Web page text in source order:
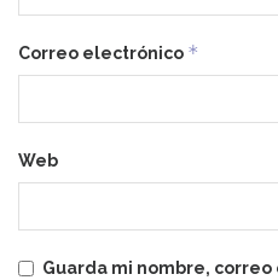
Correo electrónico *
Web
Guarda mi nombre,